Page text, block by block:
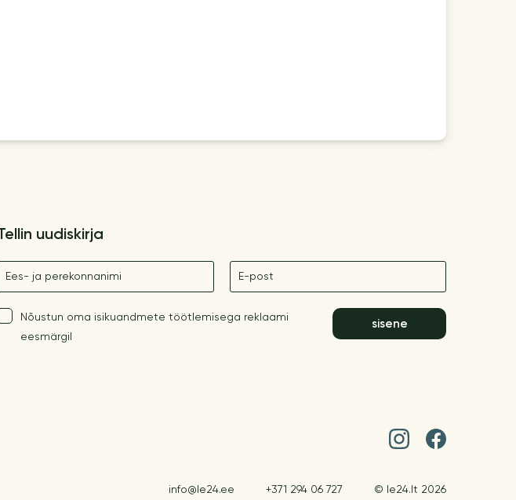
Tellin uudiskirja
Nimetus E-post
Nõustun oma isikuandmete töötlemisega reklaami
eesmärgil
sisene
info@le24.ee +371 294 06 727 © le24.lt 2026